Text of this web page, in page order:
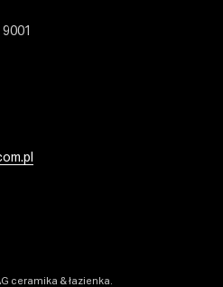
ceramika & łazienka.